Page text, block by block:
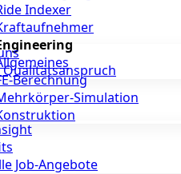
Indexer
Berechnung
Simulation
Qualitätsanspruch
Job-Angebote